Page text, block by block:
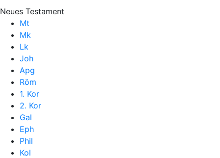
Neues Testament
Mt
Mk
Lk
Joh
Apg
Röm
1. Kor
2. Kor
Gal
Eph
Phil
Kol